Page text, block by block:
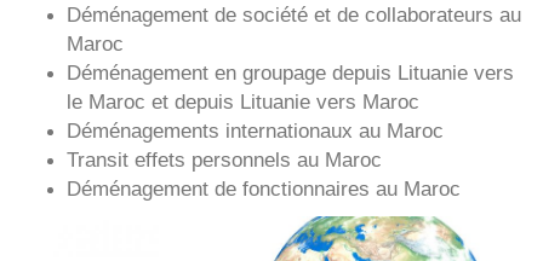
Déménagement de société et de collaborateurs au
Maroc
Déménagement en groupage depuis Lituanie vers
le Maroc et depuis Lituanie vers Maroc
Déménagements internationaux au Maroc
Transit effets personnels au Maroc
Déménagement de fonctionnaires au Maroc